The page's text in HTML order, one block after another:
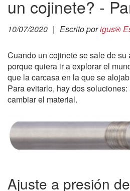
un cojinete? -
10/07/2020 | Escrito porigus®
Cuando un cojinete se sale de su
porque quiera ir a explorar el
que la carcasa en la que se
Para evitarlo, hay dos
cambiar el material.
Ajuste a presión